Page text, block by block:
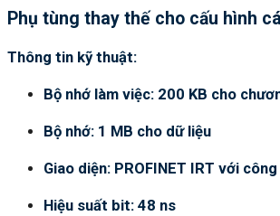
Phụ tùng thay thế cho cấu hình
Thông tin kỹ thuật:
Bộ nhớ làm việc: 200 KB cho
Bộ nhớ: 1 MB cho dữ liệu
Giao diện: PROFINET IRT với
Hiệu suất bit: 48 ns